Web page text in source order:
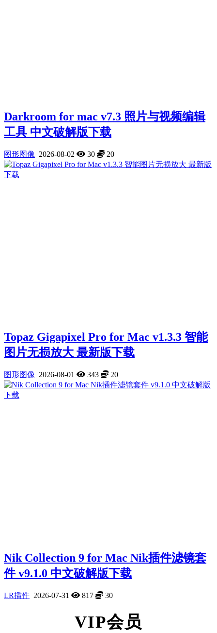
Darkroom for mac v7.3 照片与视频编辑
工具 中文破解版下载
图形图像 2026-08-02 30 20
Topaz Gigapixel Pro for Mac v1.3.3 智能
图片无损放大 最新版下载
图形图像 2026-08-01 343 20
Nik Collection 9 for Mac Nik插件滤镜套
件 v9.1.0 中文破解版下载
LR插件 2026-07-31 817 30
VIP会员